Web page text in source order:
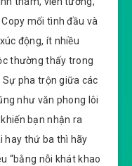
mối tình đầu và
động, ít nhiều
thường thấy trong
pha trộn giữa các
như văn phong lôi
bạn nhận ra
hay thứ ba thì hãy
“bằng nỗi khát khao